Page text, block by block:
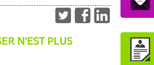
N'EST PLUS